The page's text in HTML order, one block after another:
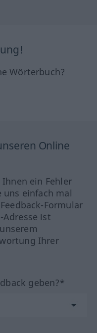
Wörterbuch?
Online
ein Fehler
uns einfach mal
Formular
Adresse ist
Ihrer
geben?*